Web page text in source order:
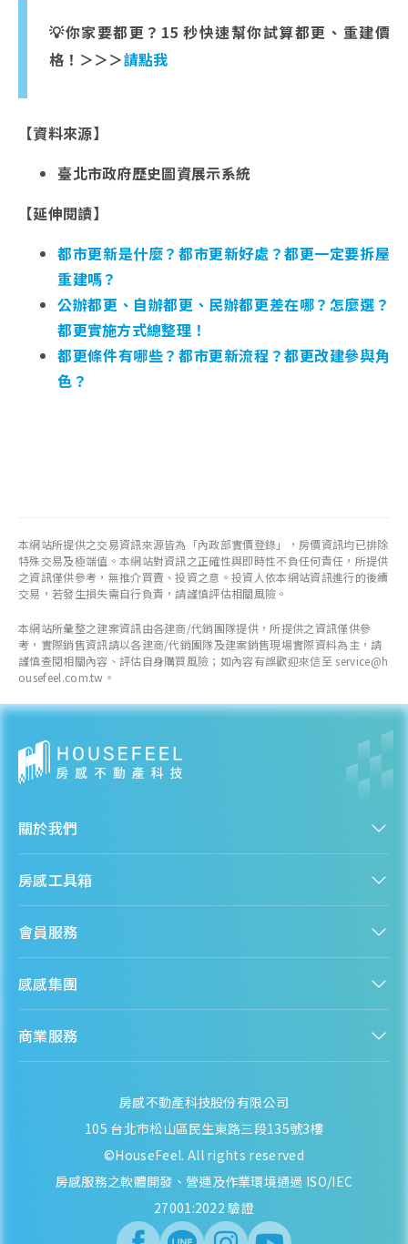
💡你家要都更？15 秒快速幫你試算都更、重建價
格！＞＞＞請點我
【資料來源】
臺北市政府歷史圖資展示系統
【延伸閱讀】
都市更新是什麼？都市更新好處？都更一定要拆屋
重建嗎？
公辦都更、自辦都更、民辦都更差在哪？怎麼選？
都更實施方式總整理！
都更條件有哪些？都市更新流程？都更改建參與角
色？
本網站所提供之交易資訊來源皆為「內政部實價登錄」，房價資訊均已排除
特殊交易及極端值。本網站對資訊之正確性與即時性不負任何責任，所提供
之資訊僅供參考，無推介買賣、投資之意。投資人依本網站資訊進行的後續
交易，若發生損失需自行負責，請謹慎評估相關風險。
本網站所彙整之建案資訊由各建商/代銷團隊提供，所提供之資訊僅供參
考，實際銷售資訊請以各建商/代銷團隊及建案銷售現場實際資料為主，請
謹慎查閱相關內容、評估自身購買風險；如內容有誤歡迎來信至 service@h
ousefeel.com.tw。
關於我們
人才招募
隱私政策
資訊安全政策
房感工具箱
購屋能力試算
熱門區域分析
房產知識庫
會員服務
會員專區
感感集團
房感 HouseFeel
商業服務
房感不動產科技股份有限公司
105 台北市松山區民生東路三段135號3樓
©HouseFeel. All rights reserved
房感服務之軟體開發、營運及作業環境通過 ISO/IEC
27001:2022 驗證